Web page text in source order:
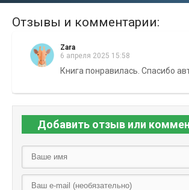
Отзывы и комментарии:
Zara
6 апреля 2025 15:58
Книга понравилась. Спасибо
Добавить отзыв или